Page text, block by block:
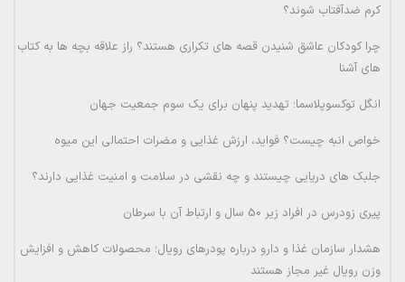
کرم ضدآفتاب شوند؟
چرا کودکان عاشق شنیدن قصه های تکراری هستند؟ راز علاقه بچه ها به کتاب
های آشنا
انگل توکسوپلاسما؛ تهدید پنهان برای یک سوم جمعیت جهان
خواص انبه چیست؟ فواید، ارزش غذایی و مضرات احتمالی این میوه
جلبک های دریایی چیستند و چه نقشی در سلامت و امنیت غذایی دارند؟
پیری زودرس در افراد زیر 50 سال و ارتباط آن با سرطان
هشدار سازمان غذا و دارو درباره پودرهای رویال؛ محصولات کاهش و افزایش
وزن رویال غیر مجاز هستند